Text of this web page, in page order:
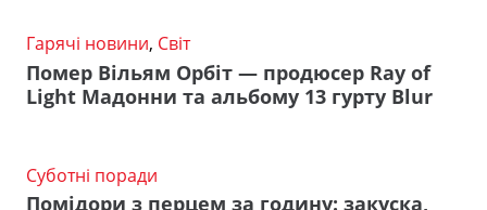
Гарячі новини, Світ
Помер Вільям Орбіт — продюсер Ray of
Light Мадонни та альбому 13 гурту Blur
Суботні поради
Помідори з перцем за годину: закуска,